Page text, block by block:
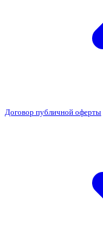
Договор публичной оферты